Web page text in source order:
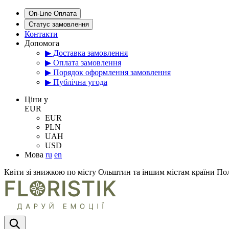
On-Line Оплата
Статус замовлення
Контакти
Допомога
▶ Доставка замовлення
▶ Оплата замовлення
▶ Порядок оформлення замовлення
▶ Публічна угода
Цiни у
EUR
EUR
PLN
UAH
USD
Мова ru en
Квіти зі знижкою по місту Ольштин та іншим містам країни